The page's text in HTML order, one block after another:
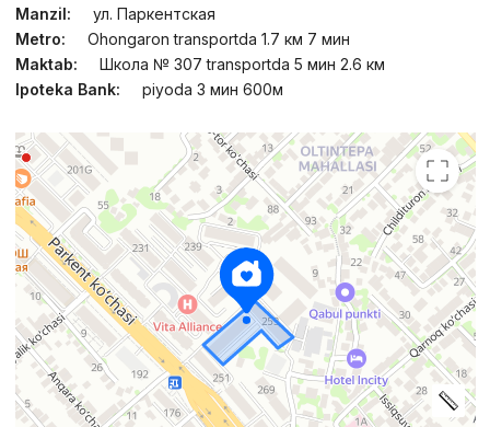
Manzil:
ул. Паркентская
Metro:
Ohongaron transportda 1.7 км 7 мин
Maktab:
Школа № 307 transportda 5 мин 2.6 км
Ipoteka Bank:
piyoda 3 мин 600м